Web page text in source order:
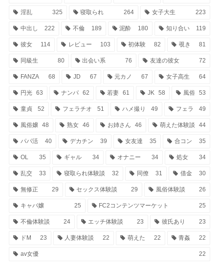
淫乱 325 寝取られ 264 女子大生 223
中出し 222 不倫 189 泥酔 180 知り合い 119
彼女 114 レビュー 103 初体験 82 覗き 81
同級生 80 出会い系 76 友達の彼女 72
FANZA 68 JD 67 元カノ 67 女子高生 64
円光 63 ナンパ 62 若妻 61 JK 58 風俗 53
童貞 52 フェラチオ 51 ハメ撮り 49 フェラ 49
風俗嬢 48 熟女 46 お姉さん 46 萌えた体験談 44
パパ活 40 デカチン 39 女友達 35 合コン 35
OL 35 ギャル 34 オナニー 34 処女 34
乱交 33 寝取られ体験談 32 同僚 31 借金 30
無修正 29 セックス体験談 29 風俗体験談 26
キャバ嬢 25 FC2コンテンツマーケット 25
不倫体験談 24 エッチ体験談 23 彼氏あり 23
ドM 23 人妻体験談 22 萌えた 22 青姦 22
av女優 22